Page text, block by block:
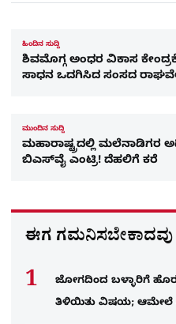
ಹಿಂದಿನ ಸುದ್ದಿ
ಶಿವಮೊಗ್ಗ ಅಂಧರ ವಿಕಾಸ
ಸಾಧನ ಒದಗಿಸಿದ ಸಂಸದ
ಮುಂದಿನ ಸುದ್ದಿ
ಮಹಾರಾಷ್ಟ್ರದಲ್ಲಿ ಮಲೆನಾಡಿಗರ
ಬಿಎಸ್​ವೈ ಎಂಟ್ರಿ! ದೆಹಲಿಗೆ ಕರೆ
ಈಗ ಗಮನಿಸಬೇಕಾದವು
ಜೋಗದಿಂದ ಬಳ್ಳಾರಿಗೆ
ತಿಳಿಯಿತು ವಿಷಯ; ಆಮೇಲೆ